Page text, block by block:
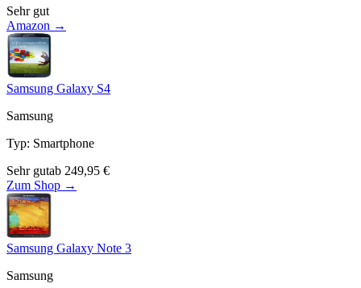
Sehr gut
Amazon →
Samsung Galaxy S4
Samsung
Typ: Smartphone
Sehr gutab 249,95 €
Zum Shop →
Samsung Galaxy Note 3
Samsung